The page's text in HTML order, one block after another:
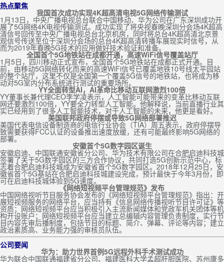
热点聚焦
我国首次成功实现4K超高清电视5G网络传输测试
1月13日，中央广播电视总台联合中国移动、华为公司在广东深圳成功开
展了5G网络4K电视传输测试。成功实现了将央视春晚深圳分会场4K超高
清信号回传至中央广播电视总台北京机房，同时将总台4K超高清北京景
观信号传送至位于深圳分会场的总台4K超高清转播车展现实时信号，从
而为2019年春晚5G技术的应用做好技术验证和准备。
全国首个5G地铁站在成都开通，高速WiFi信号覆盖站厅
1月5日，四川移动正式宣布，全国首个5G地铁站在成都正式开通。目
前，由移动5G网络转化而来的高速WiFi信号已覆盖地铁10号线太平园站
的整个站厅，这里不仅是全国第一个覆盖5G信号的地铁站，也将成为移
动对5G室内分布系统进行测试的重要场所。
YY全面转型AI，AI革命比移动互联网激烈100倍
YY董事长兼代理CEO李学凌表示，人工智能可能带来的变革比移动互联
网还要激烈100倍，YY要全力转型人工智能。他解释说，当前直播行业其
实已经用到了很多人工智能技术，对于人工智能的未来，他更是看好。
美国联邦政府停摆或导致5G网络部署推迟
美国代表电信设备制造商的电信行业协会（TIA）周五表示，政府停摆导
致需要获得FCC认证的设备推出速度放缓，还有可能最终影响5G网络的
部署。
安徽首个5G数字园区诞生
安徽启迪、中国联通安徽省分公司、华为技术有限公司在合肥启迪科技城
签署了关于5G数字园区的三方合作协议，共同打造5G创新示范中心，标
志着合肥启迪科技城成为安徽省首个5G数字园区。2018年12月25日，安
徽省首个5G基站在合肥启迪科技城建设完成，预计最快于今年3月份，即
可在启迪科技城体验到5G速度。
《网络短视频平台管理规范》发布
中国网络视听节目服务协会发布的《网络短视频平台管理规范》指出：开
展短视频服务的网络平台，应当持有《信息网络传播视听节目许可证》等
资质；网络短视频平台应当积极引入主流新闻媒体和党政军机关团体等机
构开设账户；网络短视频平台应当建立总编辑内容管理负责制度，实行节
目内容先审后播制度，包括节目的标题、简介、弹幕、评论等内容；建立
政治素质高、业务能力强的审核员队伍。
公司要闻
华为：助力世界首例5G远程外科手术测试成功
华为联合中国联通福建省分公司、福建医科大学孟超肝胆医院、苏州康多